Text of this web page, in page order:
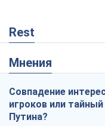
Rest
Мнения
Совпадение
игроков или
Путина?